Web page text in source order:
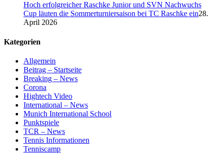
Hoch erfolgreicher Raschke Junior und SVN Nachwuchs
Cup läuten die Sommerturniersaison bei TC Raschke ein28.
April 2026
Kategorien
Allgemein
Beitrag – Startseite
Breaking – News
Corona
Hightech Video
International – News
Munich International School
Punktspiele
TCR – News
Tennis Informationen
Tenniscamp